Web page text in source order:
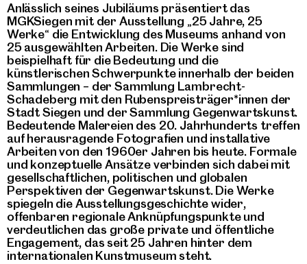
Anlässlich seines Jubiläums präsentiert das
MGKSiegen mit der Ausstellung „25 Jahre, 25
Werke“ die Entwicklung des Museums anhand von
25 ausgewählten Arbeiten. Die Werke sind
beispielhaft für die Bedeutung und die
künstlerischen Schwerpunkte innerhalb der beiden
Sammlungen – der Sammlung Lambrecht-
Schadeberg mit den Rubenspreisträger*innen der
Stadt Siegen und der Sammlung Gegenwartskunst.
Bedeutende Malereien des 20. Jahrhunderts treffen
auf herausragende Fotografien und installative
Arbeiten von den 1960er Jahren bis heute. Formale
und konzeptuelle Ansätze verbinden sich dabei mit
gesellschaftlichen, politischen und globalen
Perspektiven der Gegenwartskunst. Die Werke
spiegeln die Ausstellungsgeschichte wider,
offenbaren regionale Anknüpfungspunkte und
verdeutlichen das große private und öffentliche
Engagement, das seit 25 Jahren hinter dem
internationalen Kunstmuseum steht.